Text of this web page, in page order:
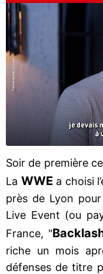
Soir de première
La WWE a choisi
près de Lyon
Live Event (ou
France, "
riche un mois
défenses de titre